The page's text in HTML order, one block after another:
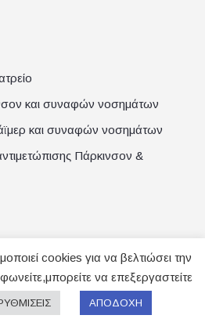
και συναφών νοσημάτων
και συναφών νοσημάτων
Πάρκινσον &
2022 / All Rights Reserved
cookies για να βελτιώσει την
να επεξεργαστείτε
ΑΠΟΔΟΧΗ